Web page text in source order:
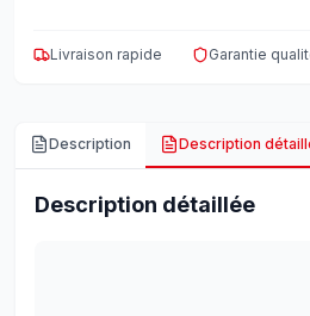
Livraison rapide Garantie
Description Description
Description détaillée